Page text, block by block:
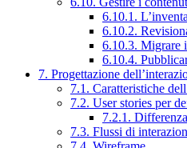
6.10.1.
6.10.2.
6.10.3. Migrare
6.10.4.
7. Progettazione
7.1. Caratteristiche
7.2. User stories per
7.2.1.
7.3. Flussi di